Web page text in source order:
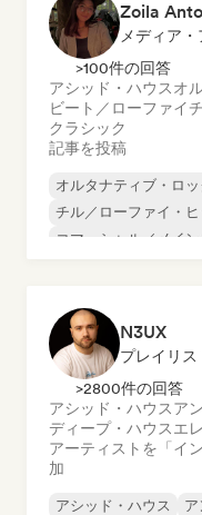
Zoila
メディア
>100件の回答
アシッド・ハウスオ
ビート／ローファイ
クラシック
記事を投稿
オルタナティブ・ロッ
チル／ローファイ・
コマーシャル／メイン
N3UX
プレイリ
>2800件の回答
アシッド・ハウスア
ディープ・ハウスエ
アーティストを「イ
加
アシッド・ハウス ア